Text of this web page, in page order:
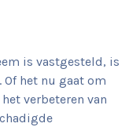
is vastgesteld, is
het nu gaat om
verbeteren van